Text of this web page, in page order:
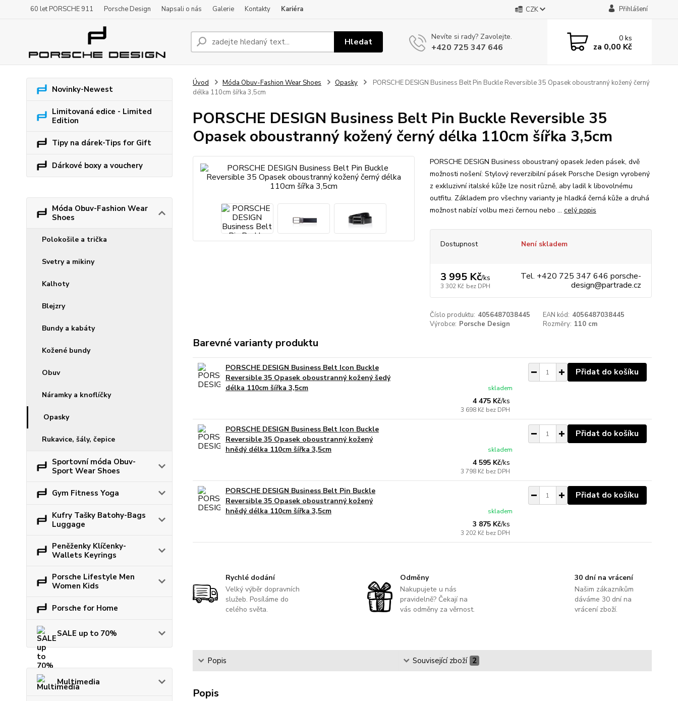
60 let PORSCHE 911 Porsche Design Napsali o nás Galerie Kontakty Kariéra CZK Přihlášení
Hledat Nevíte si rady? Zavolejte.
+420 725 347 646
0ks
za 0,00 Kč
Novinky-Newest
Limitovaná edice - Limited
Edition
Tipy na dárek-Tips for Gift
Dárkové boxy a vouchery
Móda Obuv-Fashion Wear
Shoes
Polokošile a trička
Svetry a mikiny
Kalhoty
Blejzry
Bundy a kabáty
Kožené bundy
Obuv
Náramky a knoflíčky
Opasky
Rukavice, šály, čepice
Sportovní móda Obuv-
Sport Wear Shoes
Gym Fitness Yoga
Kufry Tašky Batohy-Bags
Luggage
Peněženky Klíčenky-
Wallets Keyrings
Porsche Lifestyle Men
Women Kids
Porsche for Home
SALE up to 70%
Multimedia
Úvod Móda Obuv-Fashion Wear Shoes Opasky
PORSCHE DESIGN Business Belt Pin Buckle Reversible 35 Opasek oboustranný kožený černý
délka 110cm šířka 3,5cm
PORSCHE DESIGN Business Belt Pin Buckle Reversible 35
Opasek oboustranný kožený černý délka 110cm šířka 3,5cm
PORSCHE DESIGN Business oboustraný opasek Jeden pásek, dvě
možnosti nošení: Stylový reverzibilní pásek Porsche Design vyrobený
z exkluzivní italské kůže lze nosit různě, aby ladil k libovolnému
outfitu. Základem pro všechny varianty je hladká černá kůže a druhá
možnost nabízí volbu mezi černou nebo ... celý popis
Dostupnost Není skladem
3 995 Kč/ks
3 302 Kč bez DPH
Tel. +420 725 347 646 porsche-
design@partrade.cz
Číslo produktu: 4056487038445 EAN kód: 4056487038445
Výrobce: Porsche Design Rozměry: 110 cm
Barevné varianty produktu
PORSCHE DESIGN Business Belt Icon Buckle
Reversible 35 Opasek oboustranný kožený šedý
délka 110cm šířka 3,5cm
4 475 Kč/ks
3 698 Kč bez DPH
skladem
Přidat do košíku
PORSCHE DESIGN Business Belt Icon Buckle
Reversible 35 Opasek oboustranný kožený
hnědý délka 110cm šířka 3,5cm
4 595 Kč/ks
3 798 Kč bez DPH
skladem
Přidat do košíku
PORSCHE DESIGN Business Belt Pin Buckle
Reversible 35 Opasek oboustranný kožený
hnědý délka 110cm šířka 3,5cm
3 875 Kč/ks
3 202 Kč bez DPH
skladem
Přidat do košíku
Rychlé dodání
Velký výběr dopravních
služeb. Posíláme do
celého světa.
Odměny
Nakupujete u nás
pravidelně? Čekají na
vás odměny za věrnost.
30 dní na vrácení
Našim zákazníkům
dáváme 30 dní na
vrácení zboží.
Popis Související zboží 2
Popis